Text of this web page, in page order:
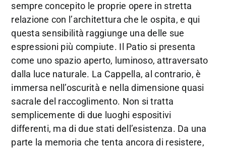
sempre concepito le proprie opere in stretta
relazione con l’architettura che le ospita, e qui
questa sensibilità raggiunge una delle sue
espressioni più compiute. Il Patio si presenta
come uno spazio aperto, luminoso, attraversato
dalla luce naturale. La Cappella, al contrario, è
immersa nell’oscurità e nella dimensione quasi
sacrale del raccoglimento. Non si tratta
semplicemente di due luoghi espositivi
differenti, ma di due stati dell’esistenza. Da una
parte la memoria che tenta ancora di resistere,